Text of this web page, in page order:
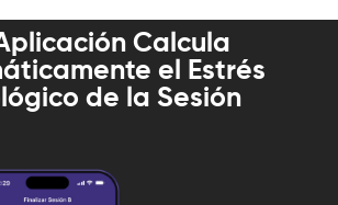
Calcula
el Estrés
de la Sesión